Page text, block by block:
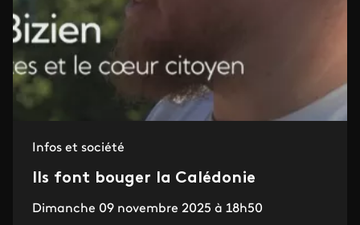
Infos et société
Ils font bouger la Calédonie
Dimanche 09 novembre 2025 à 18h50